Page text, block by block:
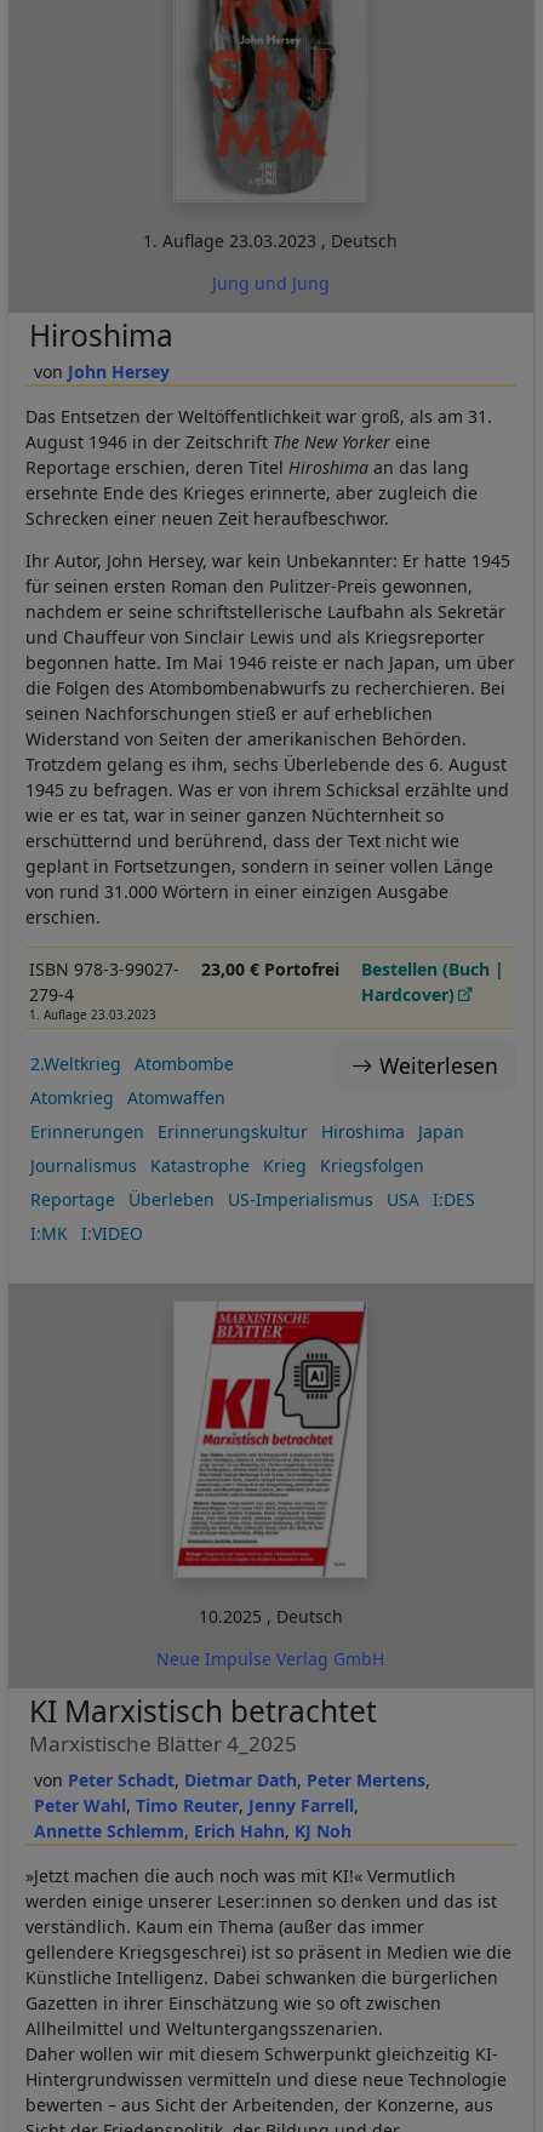
1. Auflage23.03.2023 , Deutsch
Jung und Jung
John Hersey
Hiroshima
Das Entsetzen der Weltöffentlichkeit war groß, als am 31.
August 1946 in der Zeitschrift The New Yorker eine
Reportage erschien, deren Titel Hiroshima an das lang
ersehnte Ende des Krieges erinnerte, aber zugleich die
Schrecken einer neuen Zeit heraufbeschwor.
Ihr Autor, John Hersey, war kein Unbekannter: Er hatte 1945
für seinen ersten Roman den Pulitzer-Preis gewonnen,
nachdem er seine schriftstellerische Laufbahn als Sekretär
und Chauffeur von Sinclair Lewis und als Kriegsreporter
begonnen hatte. Im Mai 1946 reiste er nach Japan, um über
die Folgen des Atombombenabwurfs zu recherchieren. Bei
seinen Nachforschungen stieß er auf erheblichen
Widerstand von Seiten der amerikanischen Behörden.
Trotzdem gelang es ihm, sechs Überlebende des 6. August
1945 zu befragen. Was er von ihrem Schicksal erzählte und
wie er es tat, war in seiner ganzen Nüchternheit so
erschütternd und berührend, dass der Text nicht wie
geplant in Fortsetzungen, sondern in seiner vollen Länge
von rund 31.000 Wörtern in einer einzigen Ausgabe
erschien.
ISBN 978-3-99027-
279-4
1. Auflage 23.03.2023
23,00 € Portofrei
Bestellen (Buch |
Hardcover)
Weiterlesen
2.Weltkrieg
Atombombe
Atomkrieg
Atomwaffen
Erinnerungen
Erinnerungskultur Hiroshima
Japan
Journalismus
Katastrophe Krieg
Kriegsfolgen
Reportage
Überleben US-Imperialismus USA
I:DES
I:MK
I:VIDEO
10.2025 , Deutsch
Neue Impulse Verlag GmbH
Peter Schadt Dietmar Dath Peter Mertens
Peter Wahl Timo Reuter Jenny Farrell
Annette Schlemm Erich Hahn KJ Noh
KI Marxistisch betrachtet
Marxistische Blätter 4_2025
»Jetzt machen die auch noch was mit KI!« Vermutlich
werden einige unserer Leser:innen so denken und das ist
verständlich. Kaum ein Thema (außer das immer
gellendere Kriegsgeschrei) ist so präsent in Medien wie die
Künstliche Intelligenz. Dabei schwanken die bürgerlichen
Gazetten in ihrer Einschätzung wie so oft zwischen
Allheilmittel und Weltuntergangsszenarien.
Daher wollen wir mit diesem Schwerpunkt gleichzeitig KI-
Hintergrundwissen vermitteln und diese neue Technologie
bewerten – aus Sicht der Arbeitenden, der Konzerne, aus